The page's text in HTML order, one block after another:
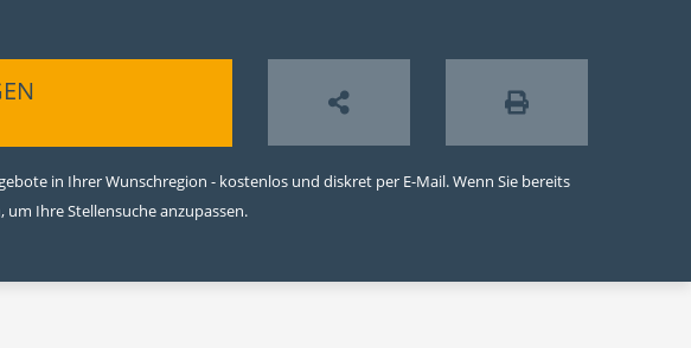
in Ihrer Wunschregion - kostenlos und diskret per E-Mail. Wenn Sie bereits
um Ihre Stellensuche anzupassen.